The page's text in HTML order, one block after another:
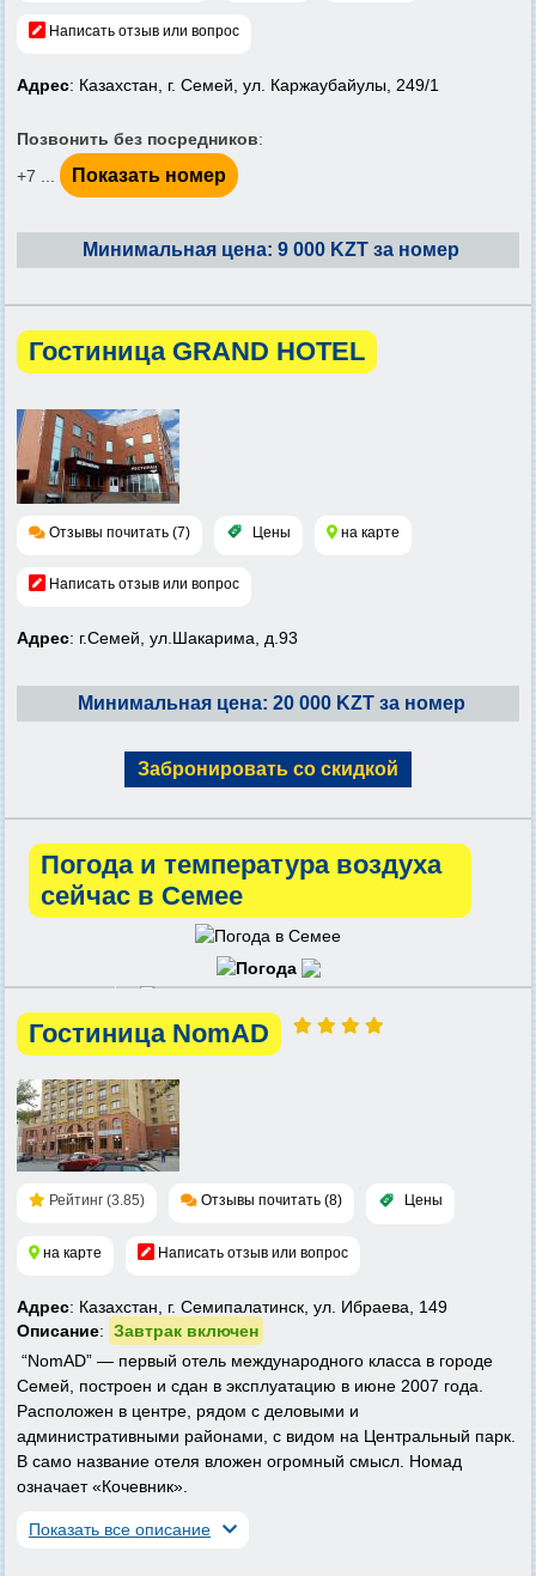
Написать отзыв или вопрос
Адрес: Казахстан, г. Семей, ул. Каржаубайулы, 249/1
Позвонить без посредников:
+7 ...
Показать номер
Минимальная цена: 9 000 KZT за номер
Гостиница GRAND HOTEL
Отзывы почитать (7) Цены на карте
Написать отзыв или вопрос
Адрес: г.Семей, ул.Шакарима, д.93
Минимальная цена: 20 000 KZT за номер
Забронировать со скидкой
Погода и температура воздуха
сейчас в Семее
Гостиница NomAD
Рейтинг (3.85) Отзывы почитать (8) Цены
на карте Написать отзыв или вопрос
Адрес: Казахстан, г. Семипалатинск, ул. Ибраева, 149
Описание: Завтрак включен
“NomAD” — первый отель международного класса в городе
Семей, построен и сдан в эксплуатацию в июне 2007 года.
Расположен в центре, рядом с деловыми и
административными районами, с видом на Центральный парк.
В само название отеля вложен огромный смысл. Номад
означает «Кочевник».
Показать все описание